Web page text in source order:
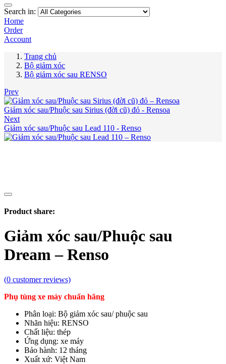
Search in:
Home
Order
Account
Trang chủ
Bộ giảm xóc
Bộ giảm xóc sau RENSO
Prev
Giảm xóc sau/Phuộc sau Sirius (đời cũ) đỏ - Rensoa
Next
Giảm xóc sau/Phuộc sau Lead 110 - Renso
Product share:
Giảm xóc sau/Phuộc sau
Dream – Renso
(0 customer reviews)
Phụ tùng xe máy chuẩn hãng
Phân loại: Bộ giảm xóc sau/ phuộc sau
Nhãn hiệu: RENSO
Chất liệu: thép
Ứng dụng: xe máy
Bảo hành: 12 tháng
Xuất xứ: Việt Nam